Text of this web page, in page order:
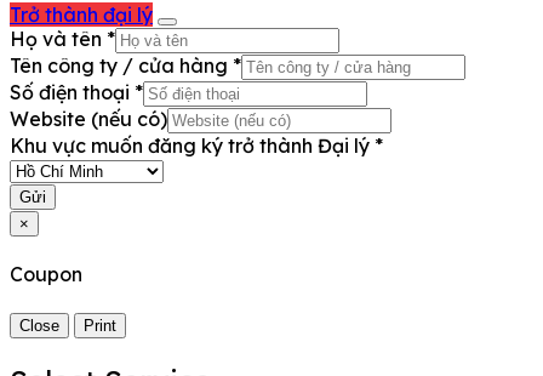
Trở thành đại lý
Họ và tên *
Tên công ty / cửa hàng *
Số điện thoại *
Website (nếu có)
Khu vực muốn đăng ký trở thành Đại lý *
Gửi
×
Coupon
Close Print